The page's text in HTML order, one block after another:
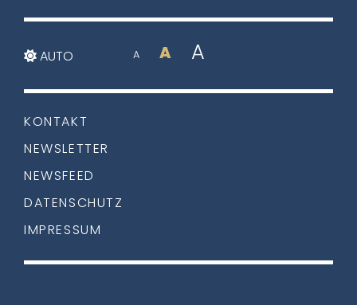
AUTO A A A
KONTAKT
NEWSLETTER
NEWSFEED
DATENSCHUTZ
IMPRESSUM